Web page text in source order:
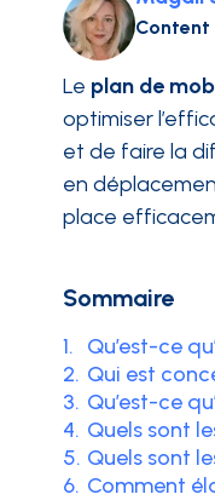
Content
Le plan de
optimiser
et de faire la
en
place
Sommaire
1. Qu’est-ce
2. Qui est
3. Qu’est-ce
4. Quels sont
5. Quels sont
6. Comment